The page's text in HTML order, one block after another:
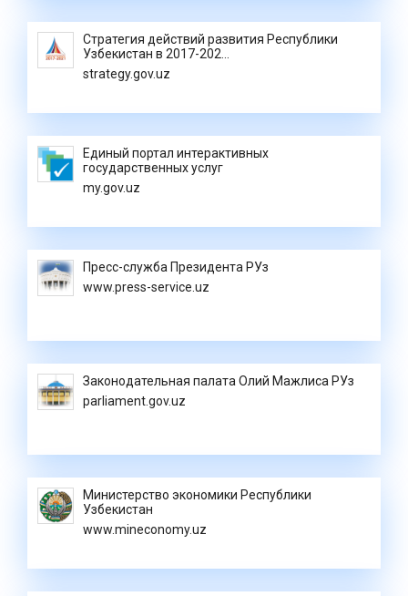
Стратегия действий развития Республики
Узбекистан в 2017-202...
strategy.gov.uz
Единый портал интерактивных
государственных услуг
my.gov.uz
Пресс-служба Президента РУз
www.press-service.uz
Законодательная палата Олий Мажлиса РУз
parliament.gov.uz
Министерство экономики Республики
Узбекистан
www.mineconomy.uz